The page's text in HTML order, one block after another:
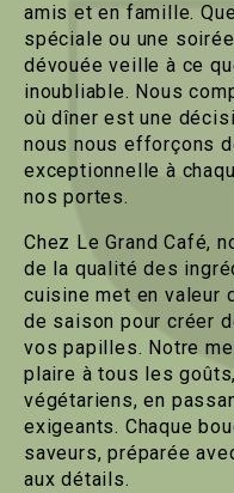
amis et en famille.
spéciale ou une
dévouée veille à ce
inoubliable. Nous
où dîner est une
nous nous efforçons
exceptionnelle à
nos portes.
Chez Le Grand Café,
de la qualité des
cuisine met en valeur
de saison pour créer
vos papilles. Notre
plaire à tous les
végétariens, en
exigeants. Chaque
saveurs, préparée
aux détails.